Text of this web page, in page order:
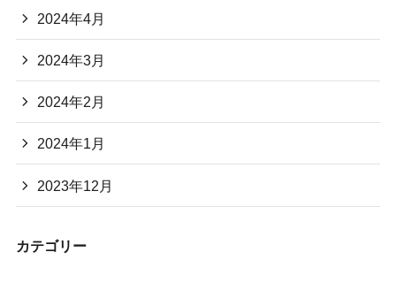
2024年4月
2024年3月
2024年2月
2024年1月
2023年12月
カテゴリー